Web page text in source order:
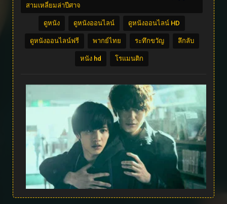
สามเหลี่ยมล่าปีศาจ
ดูหนัง ดูหนังออนไลน์ ดูหนังออนไลน์ HD
ดูหนังออนไลน์ฟรี พากย์ไทย ระทึกขวัญ ลึกลับ
หนัง hd โรแมนติก